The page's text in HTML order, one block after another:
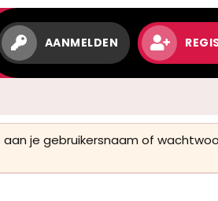
AANMELDEN
je gebruikersnaam of